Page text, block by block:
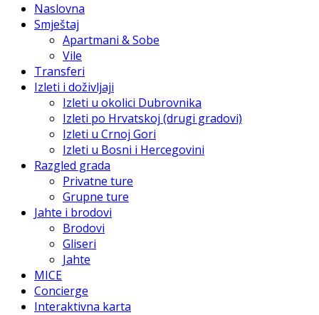
Naslovna
Smještaj
Apartmani & Sobe
Vile
Transferi
Izleti i doživljaji
Izleti u okolici Dubrovnika
Izleti po Hrvatskoj (drugi gradovi)
Izleti u Crnoj Gori
Izleti u Bosni i Hercegovini
Razgled grada
Privatne ture
Grupne ture
Jahte i brodovi
Brodovi
Gliseri
Jahte
MICE
Concierge
Interaktivna karta